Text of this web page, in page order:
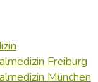
Freiburg
München